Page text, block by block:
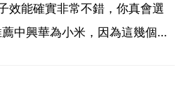
效能確實非常不錯，你真會選
中興華為小米，因為這幾個品
不知道是雜牌機模仿他們的外